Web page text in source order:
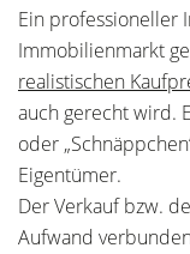
Ein professioneller
Immobilienmarkt
realistischen
auch gerecht wird.
oder
Eigentümer.
Der Verkauf bzw.
Aufwand